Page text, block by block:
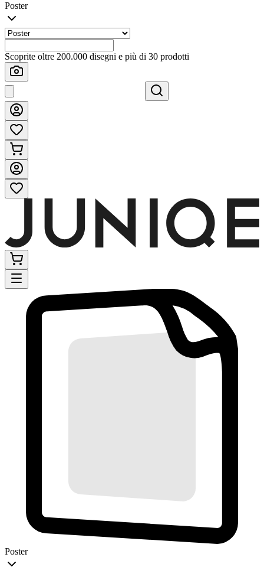
Poster
Scoprite oltre 200.000 disegni e più di 30 prodotti
Poster